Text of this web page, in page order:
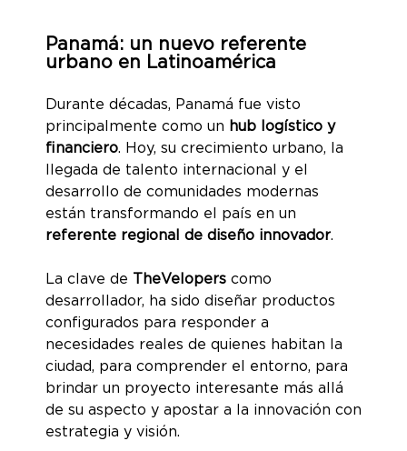
Panamá: un nuevo referente
urbano en Latinoamérica
Durante décadas, Panamá fue visto
principalmente como un hub logístico y
financiero. Hoy, su crecimiento urbano, la
llegada de talento internacional y el
desarrollo de comunidades modernas
están transformando el país en un
referente regional de diseño innovador.
La clave de TheVelopers como
desarrollador, ha sido diseñar productos
configurados para responder a
necesidades reales de quienes habitan la
ciudad, para comprender el entorno, para
brindar un proyecto interesante más allá
de su aspecto y apostar a la innovación con
estrategia y visión.